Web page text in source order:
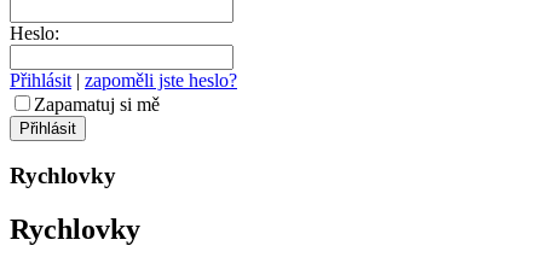
Heslo:
Přihlásit | zapoměli jste heslo?
Zapamatuj si mě
Rychlovky
Rychlovky